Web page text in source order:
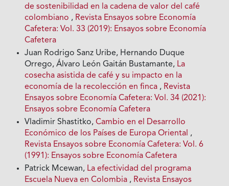
de sostenibilidad en la cadena de valor del café
colombiano , Revista Ensayos sobre Economía
Cafetera: Vol. 33 (2019): Ensayos sobre Economía
Cafetera
Juan Rodrigo Sanz Uribe, Hernando Duque
Orrego, Álvaro León Gaitán Bustamante, La
cosecha asistida de café y su impacto en la
economía de la recolección en finca , Revista
Ensayos sobre Economía Cafetera: Vol. 34 (2021):
Ensayos sobre Economía Cafetera
Vladimir Shastitko,Cambio en el Desarrollo
Económico de los Países de Europa Oriental ,
Revista Ensayos sobre Economía Cafetera: Vol. 6
(1991): Ensayos sobre Economía Cafetera
Patrick Mcewan, La efectividad del programa
Escuela Nueva en Colombia , Revista Ensayos